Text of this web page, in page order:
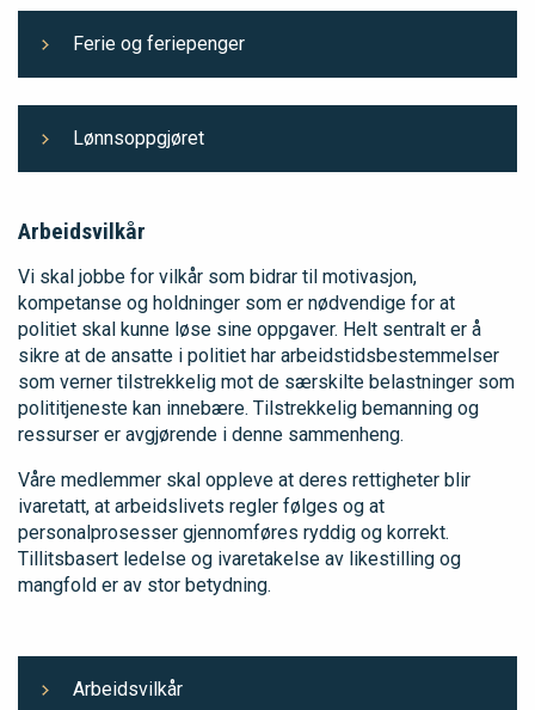
Ferie og feriepenger
Lønnsoppgjøret
Arbeidsvilkår
Vi skal jobbe for vilkår som bidrar til motivasjon,
kompetanse og holdninger som er nødvendige for at
politiet skal kunne løse sine oppgaver. Helt sentralt er å
sikre at de ansatte i politiet har arbeidstidsbestemmelser
som verner tilstrekkelig mot de særskilte belastninger som
polititjeneste kan innebære. Tilstrekkelig bemanning og
ressurser er avgjørende i denne sammenheng.
Våre medlemmer skal oppleve at deres rettigheter blir
ivaretatt, at arbeidslivets regler følges og at
personalprosesser gjennomføres ryddig og korrekt.
Tillitsbasert ledelse og ivaretakelse av likestilling og
mangfold er av stor betydning.
Arbeidsvilkår